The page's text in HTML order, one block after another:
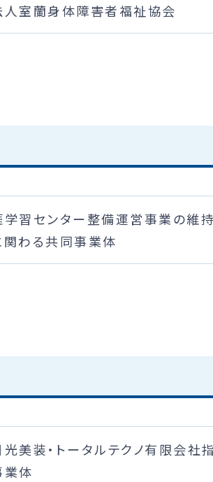
室蘭身体障害者福祉協会
習センター整備運営事業の維
わる共同事業体
美装・トータルテクノ有限会社
体